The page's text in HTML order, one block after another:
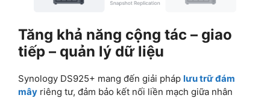
Tăng khả năng cộng tác – giao
tiếp – quản lý dữ liệu
Synology DS925+ mang đến giải pháp lưu trữ đám
mây riêng tư, đảm bảo kết nối liền mạch giữa nhân